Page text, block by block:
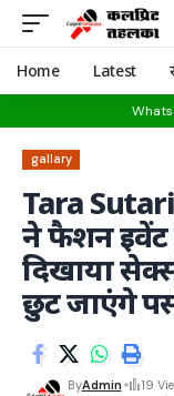
Home Latest
gallary
Tara
ने फैशन इवेंट
दिखाया
छुट जाएंगे
ByAdmin 19